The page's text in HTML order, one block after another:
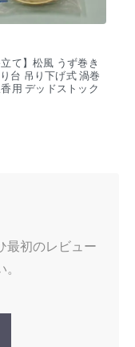
立て】松風 うず巻き
台 吊り下げ式 渦巻
用 デッドストック
最初のレビュー